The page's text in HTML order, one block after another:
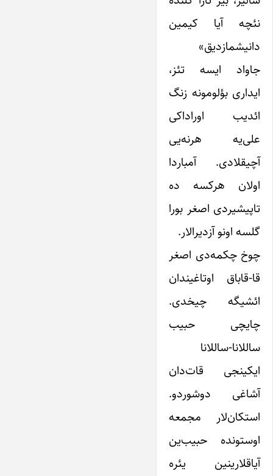
نئچه آیا کیمین
دانیشمازدیق»
جاواد ایسه تئز،
ایداری بؤلومونه زنگ
ائدیب اوراداکی
علی‌یه هرنه‌یی
آچیقلادی. آمباردا
اولان هرکسه ده
تاپیشیردی اصغر بورا
گلسه اونو آزدیرالار.
چوخ چکمه‌دی اصغر
قا-قاباق اوتاغیندان
ائشیگه چیخدی.
چایچی حبیب
ساللانا-‌ساللانا
ایکینجی قات‌دان
آشاغی دوشوردو.
استکان‌لار مجمعه
اوستونده حبیب‌ین
آیاقلارینین یئره